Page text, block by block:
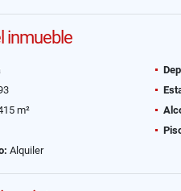
inmueble
m²
Alquiler